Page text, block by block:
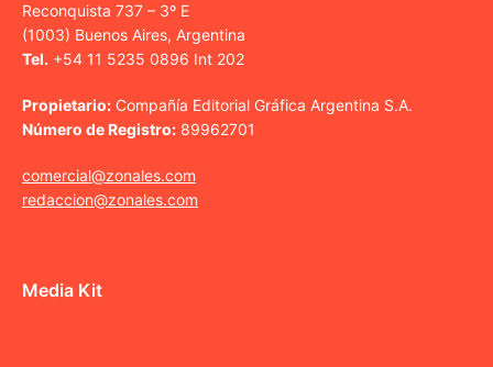
Reconquista 737 – 3º E
(1003) Buenos Aires, Argentina
Tel. +54 11 5235 0896 Int 202
Propietario: Compañía Editorial Gráfica Argentina S.A.
Número de Registro: 89962701
comercial@zonales.com
redaccion@zonales.com
Media Kit